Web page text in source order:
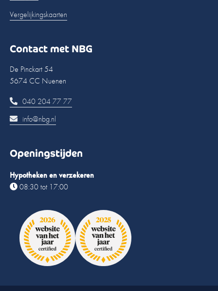
Vergelijkingskaarten
Contact met NBG
De Pinckart 54
5674 CC Nuenen
040 204 77 77
info@nbg.nl
Openingstijden
Hypotheken en verzekeren
08:30 tot 17:00